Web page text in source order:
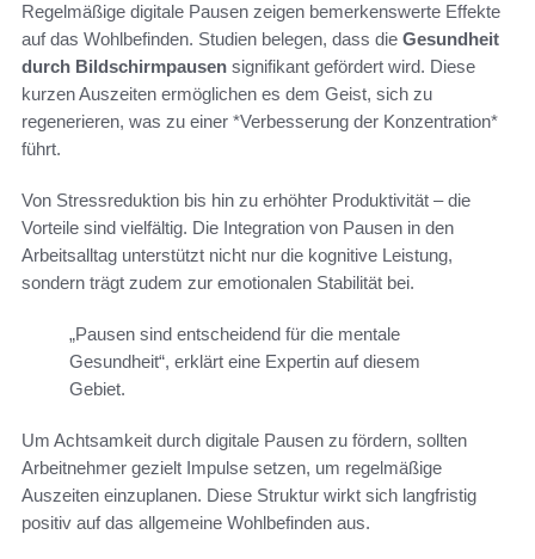
Regelmäßige digitale Pausen zeigen bemerkenswerte Effekte
auf das Wohlbefinden. Studien belegen, dass die Gesundheit
durch Bildschirmpausen signifikant gefördert wird. Diese
kurzen Auszeiten ermöglichen es dem Geist, sich zu
regenerieren, was zu einer *Verbesserung der Konzentration*
führt.
Von Stressreduktion bis hin zu erhöhter Produktivität – die
Vorteile sind vielfältig. Die Integration von Pausen in den
Arbeitsalltag unterstützt nicht nur die kognitive Leistung,
sondern trägt zudem zur emotionalen Stabilität bei.
„Pausen sind entscheidend für die mentale
Gesundheit“, erklärt eine Expertin auf diesem
Gebiet.
Um Achtsamkeit durch digitale Pausen zu fördern, sollten
Arbeitnehmer gezielt Impulse setzen, um regelmäßige
Auszeiten einzuplanen. Diese Struktur wirkt sich langfristig
positiv auf das allgemeine Wohlbefinden aus.